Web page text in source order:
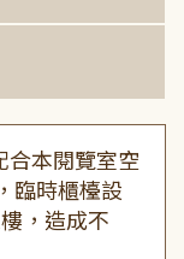
合本閱覽室空
臨時櫃檯設
，造成不